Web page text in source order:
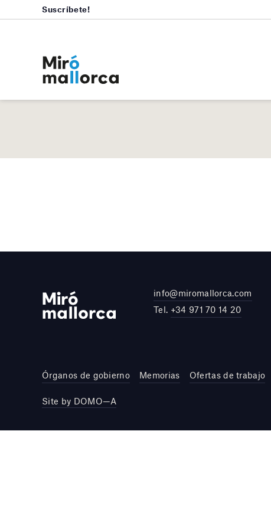
Suscríbete!
info@miromallorca.com
Tel. +34 971 70 14 20
Órganos de gobierno Memorias Ofertas de trabajo
Site by DOMO—A